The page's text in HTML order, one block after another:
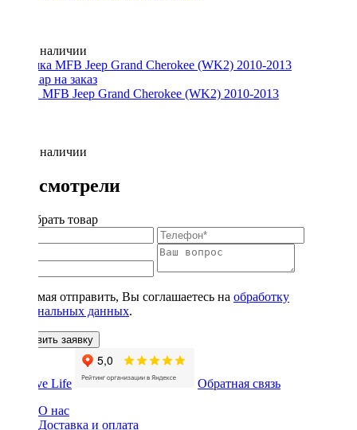
Нет в наличии
Рамка MFB Jeep Grand Cherokee (WK2) 2010-2013
Нет в наличии
Вы смотрели
Подобрать товар
Нажимая отправить, Вы соглашаетесь на обработку
персональных данных.
Оставить заявку
Обратная связь
О нас
Доставка и оплата